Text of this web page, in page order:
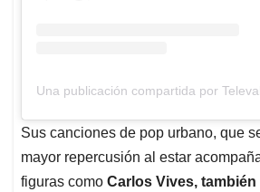
Una publicación compartida por
Sus canciones de pop urbano, que
mayor repercusión al estar
figuras como Carlos Vives,